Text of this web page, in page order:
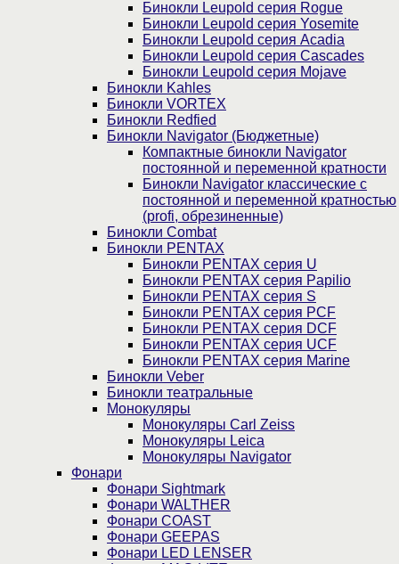
Бинокли Leupold серия Rogue
Бинокли Leupold серия Yosemite
Бинокли Leupold серия Acadia
Бинокли Leupold серия Cascades
Бинокли Leupold серия Mojave
Бинокли Kahles
Бинокли VORTEX
Бинокли Redfied
Бинокли Navigator (Бюджетные)
Компактные бинокли Navigator
постоянной и переменной кратности
Бинокли Navigator классические с
постоянной и переменной кратностью
(profi, обрезиненные)
Бинокли Combat
Бинокли PENTAX
Бинокли PENTAX серия U
Бинокли PENTAX серия Papilio
Бинокли PENTAX серия S
Бинокли PENTAX серия PCF
Бинокли PENTAX серия DCF
Бинокли PENTAX серия UCF
Бинокли PENTAX серия Marine
Бинокли Veber
Бинокли театральные
Монокуляры
Монокуляры Carl Zeiss
Монокуляры Leica
Монокуляры Navigator
Фонари
Фонари Sightmark
Фонари WALTHER
Фонари COAST
Фонари GEEPAS
Фонари LED LENSER